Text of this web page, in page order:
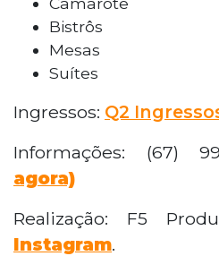
Bistrôs
Mesas
Suítes
Ingressos: Q2
Informações: (67)
agora)
Realização: F5
Instagram.